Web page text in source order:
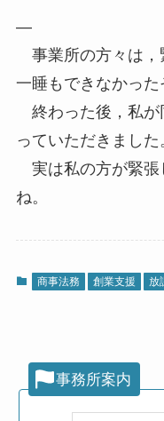
—
事業所の方々は，
一睡もできなかった
終わった後，私が
っていただきました
実は私の方が緊張
ね。
商事法務 創業支援 放
事務所案内